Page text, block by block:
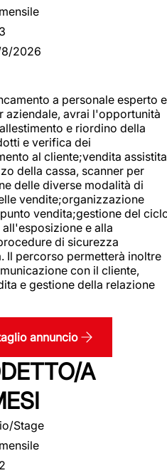
2026
a personale esperto e
aziendale, avrai l'opportunità
e riordino della
e verifica dei
al cliente;vendita assistita
della cassa, scanner per
delle diverse modalità di
vendite;organizzazione
vendita;gestione del
e alla
di sicurezza
Il percorso permetterà inoltre
con il cliente,
e gestione della relazione
annuncio
A
Stage